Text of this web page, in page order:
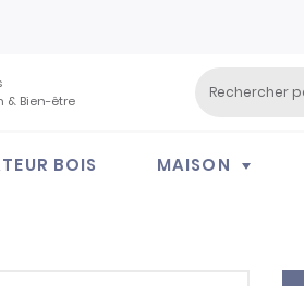
& Bien-être
BOIS MAISON